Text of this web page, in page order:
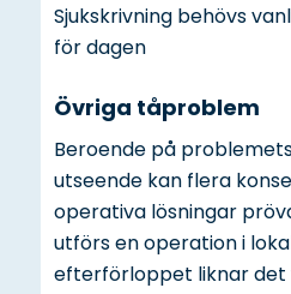
Sjukskrivning behövs
för dagen
Övriga tåproblem
Beroende på
utseende kan flera
operativa lösningar
utförs en operation i
efterförloppet liknar det